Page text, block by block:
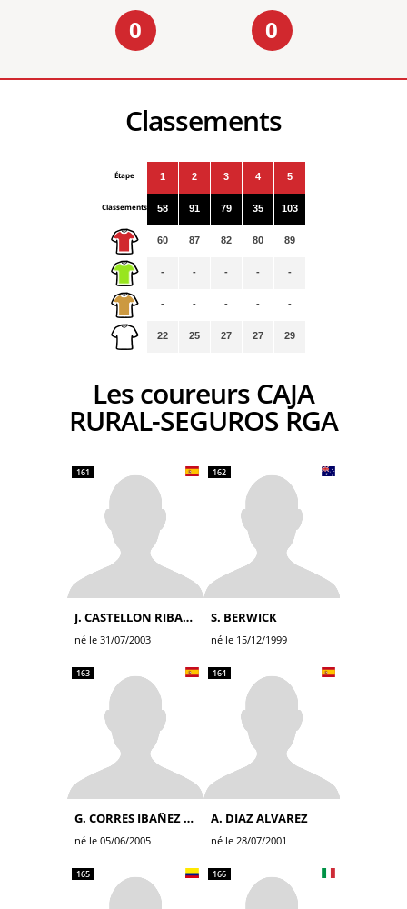
0 0
Classements
Étape
Classements
1
58
60
-
-
22
2
91
87
-
-
25
3
79
82
-
-
27
4
35
80
-
-
27
5
103
89
-
-
29
Les coureurs CAJA
RURAL-SEGUROS RGA
161
J. CASTELLON RIBALTA
né le 31/07/2003
162
S. BERWICK
né le 15/12/1999
163
G. CORRES IBAÑEZ DE OPAKUA
né le 05/06/2005
164
A. DIAZ ALVAREZ
né le 28/07/2001
165 166